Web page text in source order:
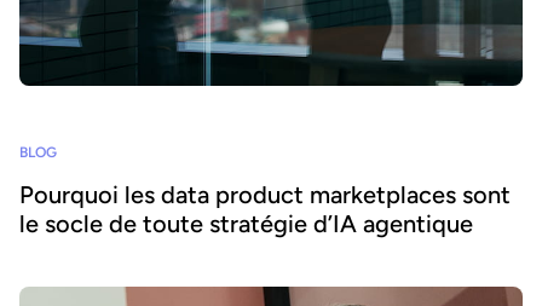
BLOG
Pourquoi les data product marketplaces sont
le socle de toute stratégie d’IA agentique